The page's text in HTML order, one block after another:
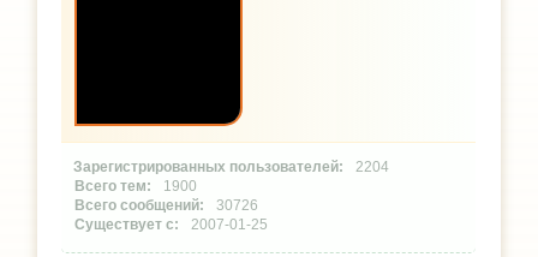
2204
1900
30726
2007-01-25